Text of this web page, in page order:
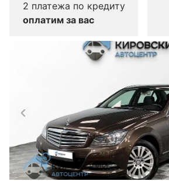
2 платежа по кредиту
оплатим за вас